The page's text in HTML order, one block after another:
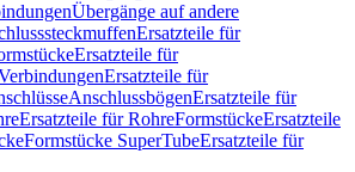
Übergänge auf andere
Ersatzteile für
Ersatzteile für
Ersatzteile für
AnschlussbögenErsatzteile für
Ersatzteile für RohreFormstückeErsatzteile
Formstücke SuperTubeErsatzteile für